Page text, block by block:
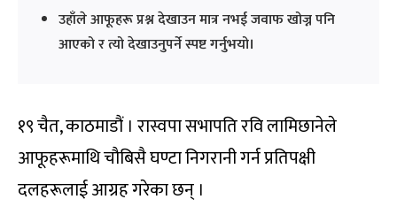
उहाँले आफूहरू प्रश्न देखाउन मात्र नभई जवाफ खोज्न पनि
आएको र त्यो देखाउनुपर्ने स्पष्ट गर्नुभयो।
१९ चैत, काठमाडौं । रास्वपा सभापति रवि लामिछानेले
आफूहरूमाथि चौबिसै घण्टा निगरानी गर्न प्रतिपक्षी
दलहरूलाई आग्रह गरेका छन् ।